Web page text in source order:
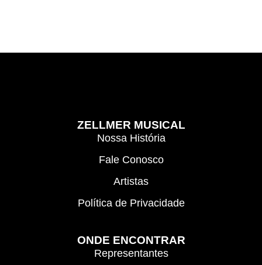
ZELLMER MUSICAL
Nossa História
Fale Conosco
Artistas
Política de Privacidade
ONDE ENCONTRAR
Representantes